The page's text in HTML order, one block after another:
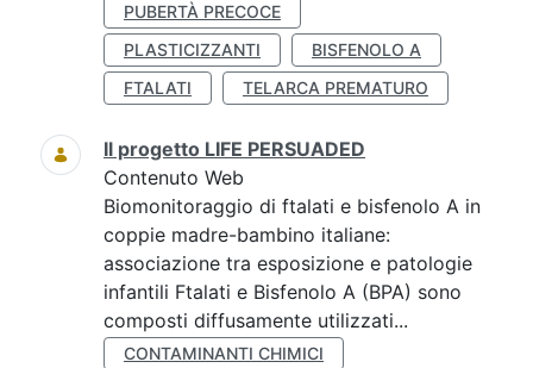
PUBERTÀ PRECOCE
PLASTICIZZANTI
BISFENOLO A
FTALATI
TELARCA PREMATURO
Il progetto LIFE PERSUADED
Contenuto Web
Biomonitoraggio di ftalati e bisfenolo A in
coppie madre-bambino italiane:
associazione tra esposizione e patologie
infantili Ftalati e Bisfenolo A (BPA) sono
composti diffusamente utilizzati...
CONTAMINANTI CHIMICI